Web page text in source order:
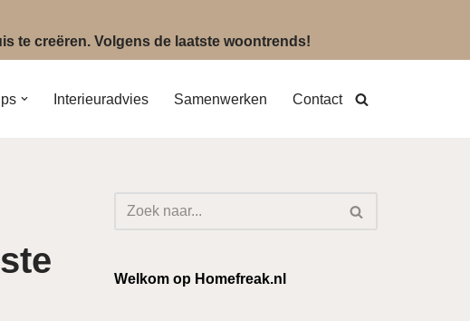
te creëren. Volgens de laatste woontrends!
Interieuradvies Samenwerken Contact
Welkom op Homefreak.nl